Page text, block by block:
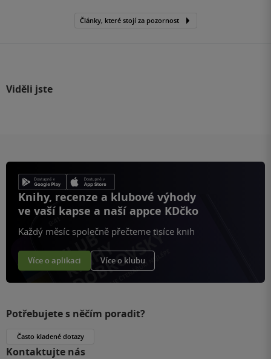
Články, které stojí za pozornost
Viděli jste
Knihy, recenze a klubové výhody
ve vaší kapse a naší appce KDčko
Každý měsíc společně přečteme tisíce knih
Více o aplikaci Více o klubu
Potřebujete s něčím poradit?
Často kladené dotazy
Kontaktujte nás